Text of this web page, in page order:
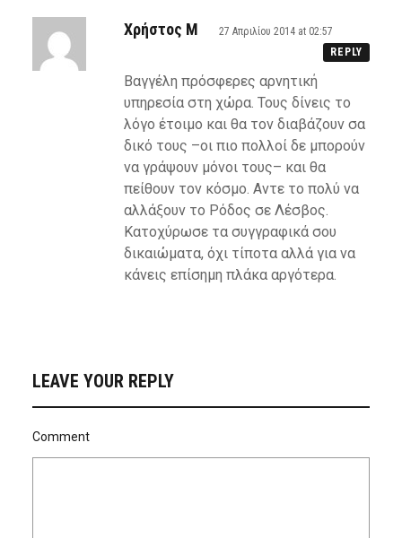
Χρήστος Μ
27 Απριλίου 2014 at 02:57
REPLY
Βαγγέλη πρόσφερες αρνητική
υπηρεσία στη χώρα. Τους δίνεις το
λόγο έτοιμο και θα τον διαβάζουν σα
δικό τους –οι πιο πολλοί δε μπορούν
να γράψουν μόνοι τους– και θα
πείθουν τον κόσμο. Αντε το πολύ να
αλλάξουν το Ρόδος σε Λέσβος.
Κατοχύρωσε τα συγγραφικά σου
δικαιώματα, όχι τίποτα αλλά για να
κάνεις επίσημη πλάκα αργότερα.
LEAVE YOUR REPLY
Comment